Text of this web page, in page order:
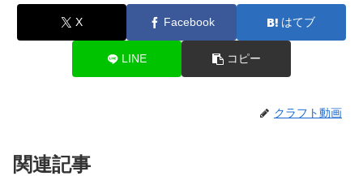
X Facebook はてブ
LINE コピー
クラフト動画
関連記事